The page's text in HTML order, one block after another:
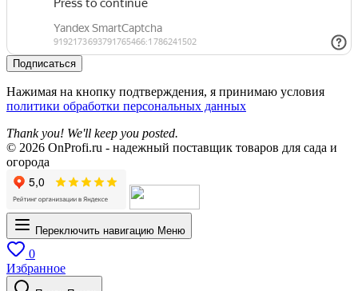
Подписаться
Нажимая на кнопку подтверждения, я принимаю условия
политики обработки персональных данных
Thank you! We'll keep you posted.
© 2026 OnProfi.ru - надежный поставщик товаров для сада и
огорода
Переключить навигацию Меню
0
Избранное